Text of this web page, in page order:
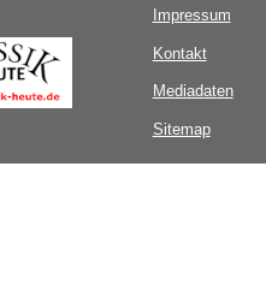
Impressum
Kontakt
Mediadaten
Sitemap